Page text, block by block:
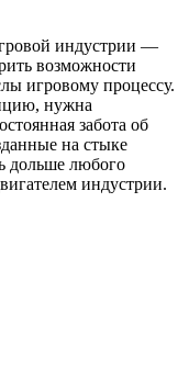
индустрии —
возможности
игровому процессу.
нужна
забота об
на стыке
дольше любого
индустрии.